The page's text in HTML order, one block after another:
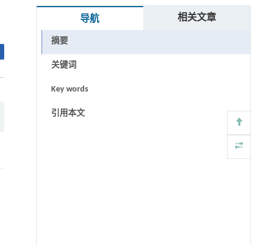
导航 相关文章
摘要
关键词
Key words
引用本文